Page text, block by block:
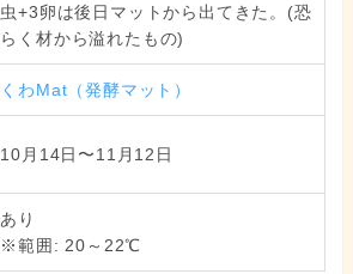
虫+3卵は後日マットから出てきた。(恐
らく材から溢れたもの)
くわMat（発酵マット）
10月14日〜11月12日
あり
※範囲: 20～22℃